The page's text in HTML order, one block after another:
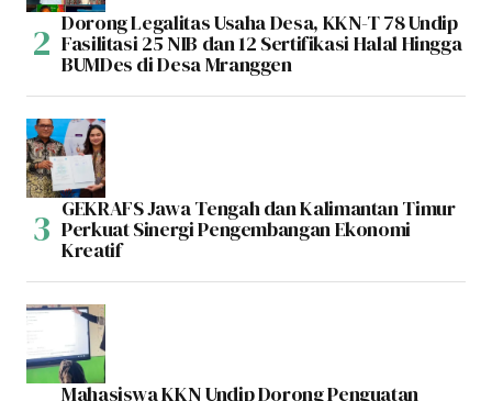
Dorong Legalitas Usaha Desa, KKN-T 78 Undip
Fasilitasi 25 NIB dan 12 Sertifikasi Halal Hingga
BUMDes di Desa Mranggen
GEKRAFS Jawa Tengah dan Kalimantan Timur
Perkuat Sinergi Pengembangan Ekonomi
Kreatif
Mahasiswa KKN Undip Dorong Penguatan